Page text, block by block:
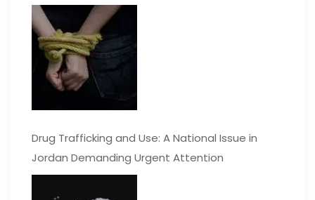
Drug Trafficking and Use: A National Issue in
Jordan Demanding Urgent Attention